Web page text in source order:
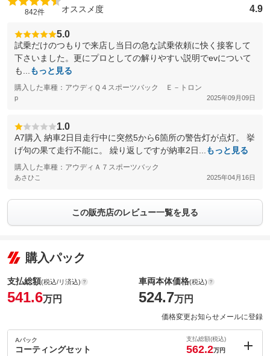
842件 オススメ度 4.9
5.0
試乗だけのつもりで来店し当日の急な試乗依頼に快く接客して
下さいました。更にプロとしての解りやすい説明でevについて
も...
もっと見る
購入した車種：アウディＱ４スポーツバック Ｅ－トロン
p 2025年09月09日
1.0
A7購入 納車2日目走行中に突然5から6箇所の警告灯が点灯。 挙
げ句の果て走行不能に。 繰り返しですが納車2日...
もっと見る
購入した車種：アウディＡ７スポーツバック
あさひこ 2025年04月16日
この販売店のレビュー一覧を見る
購入パック
支払総額(税込/リ済込)
541.6万円
車両本体価格(税込)
524.7万円
価格変更お知らせメールに登録
Aパック
コーティングセット
支払総額(税込)
562.2万円